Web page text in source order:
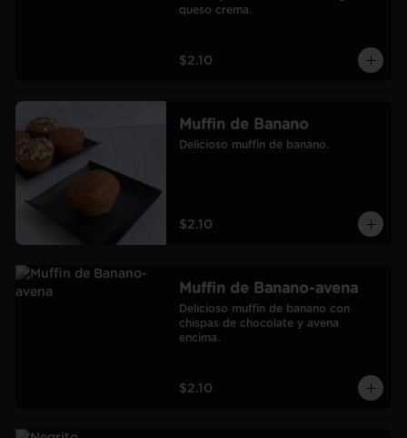
queso crema.
$2.10
Muffin de Banano
Delicioso muffin de banano.
$2.10
Muffin de Banano-avena
Delicioso muffin de banano con
chispas de chocolate y avena
encima.
$2.10